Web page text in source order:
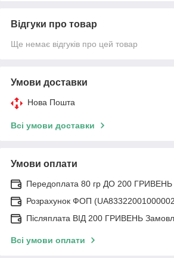
Відгуки про товар
Ще немає відгуків про цей товар
Умови доставки
Нова Пошта
Всі умови доставки
Умови оплати
Передоплата 80 гр ДО 200 ГРИВЕНЬ
Розрахунок ФОП
Післяплата ВІД 200 ГРИВЕНЬ
Всі умови оплати